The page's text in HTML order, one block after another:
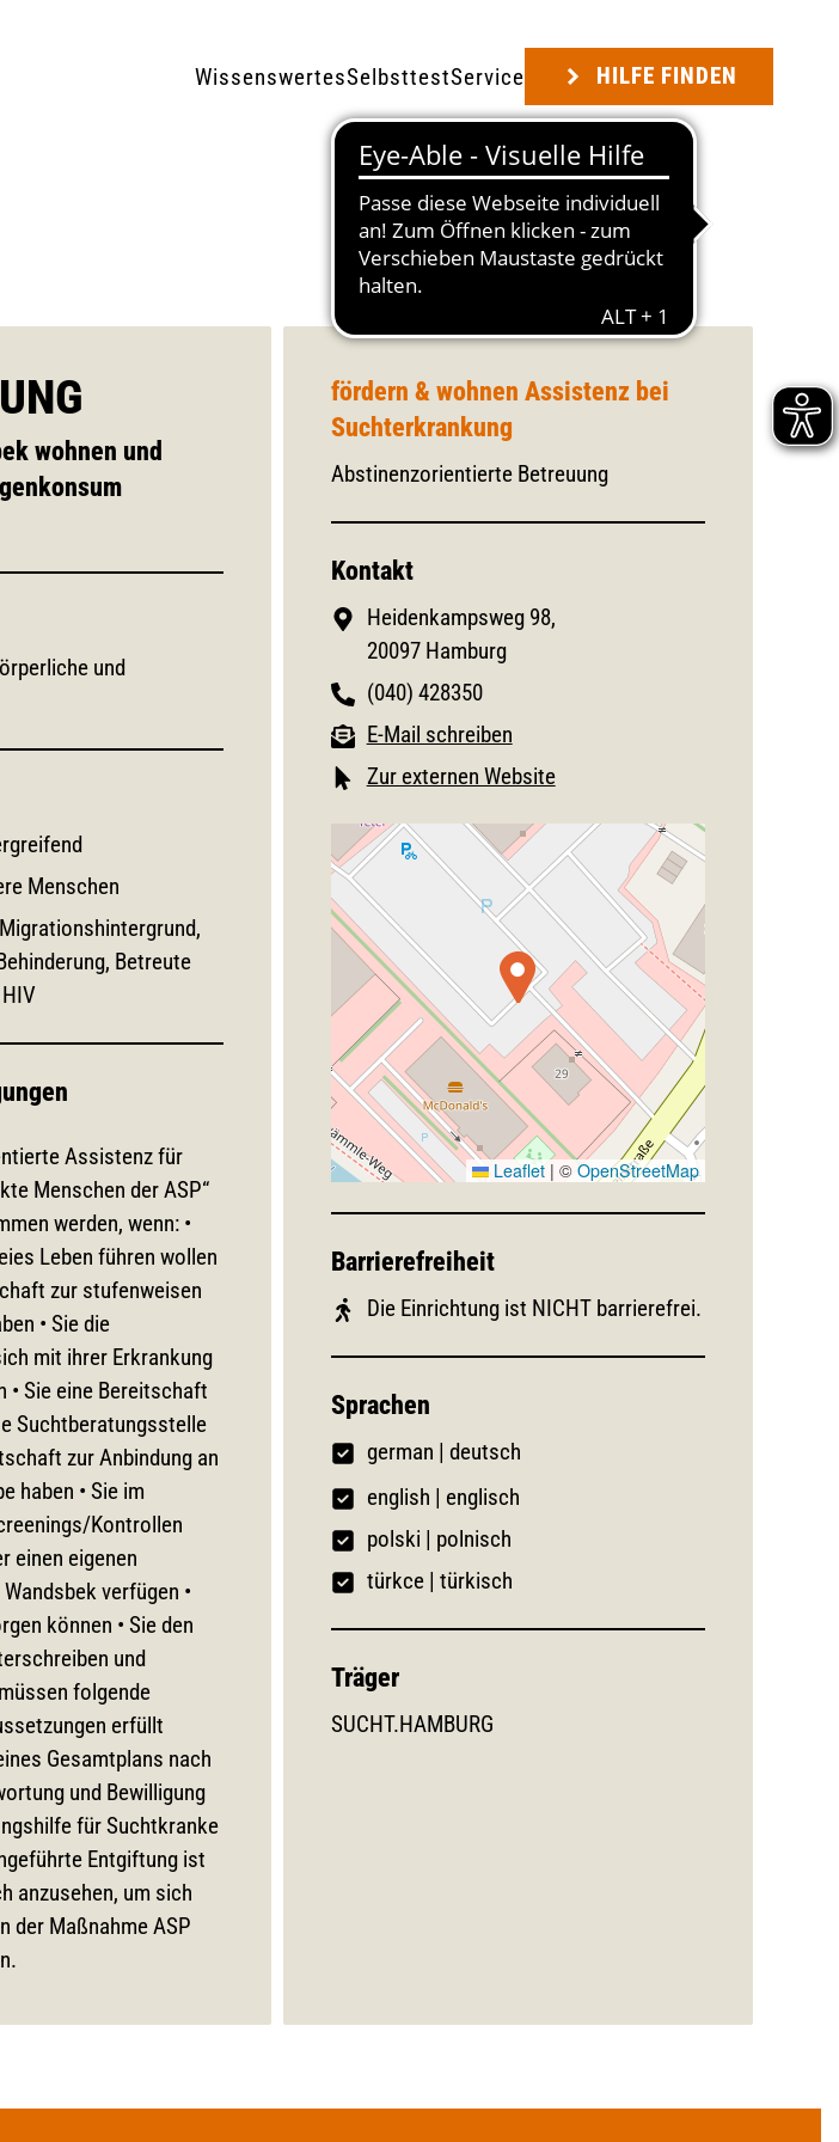
WissenswertesSelbsttestService HILFE FINDEN
wohnen und
und
Menschen
Betreute
Assistenz für
Menschen der ASP“
werden, wenn: •
Leben führen wollen
zur stufenweisen
• Sie die
mit ihrer Erkrankung
• Sie eine Bereitschaft
Suchtberatungsstelle
zur Anbindung an
haben • Sie im
Kontrollen
einen eigenen
verfügen •
können • Sie den
und
folgende
erfüllt
Gesamtplans nach
und Bewilligung
für Suchtkranke
Entgiftung ist
anzusehen, um sich
der Maßnahme ASP
fördern & wohnen Assistenz bei
Suchterkrankung
Abstinenzorientierte Betreuung
Kontakt
Heidenkampsweg 98,
20097 Hamburg
(040) 428350
E-Mail schreiben
Zur externen Website
Leaflet | ©OpenStreetMap
Barrierefreiheit
Die Einrichtung ist NICHT barrierefrei.
Sprachen
german | deutsch
english | englisch
polski | polnisch
türkce | türkisch
Träger
SUCHT.HAMBURG